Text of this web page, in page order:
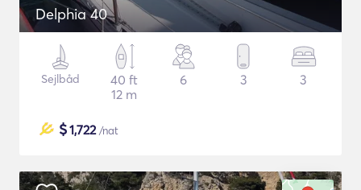
Delphia 40
Sejlbåd
40 ft
12 m
6 3 3
$1,722/nat